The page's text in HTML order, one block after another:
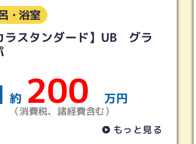
ＬＩＸＩＬ スパージュ
費用 約 150
（消費税、諸経費含む